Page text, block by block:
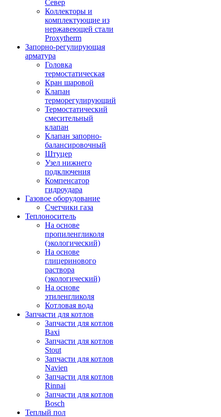
Север
Коллекторы и
комплектующие из
нержавеющей стали
Proxytherm
Запорно-регулирующая
арматура
Головка
термостатическая
Кран шаровой
Клапан
терморегулирующий
Термостатический
смесительный
клапан
Клапан запорно-
балансировочный
Штуцер
Узел нижнего
подключения
Компенсатор
гидроудара
Газовое оборудование
Счетчики газа
Теплоноситель
На основе
пропиленгликоля
(экологический)
На основе
глицеринового
раствора
(экологический)
На основе
этиленгликоля
Котловая вода
Запчасти для котлов
Запчасти для котлов
Baxi
Запчасти для котлов
Stout
Запчасти для котлов
Navien
Запчасти для котлов
Rinnai
Запчасти для котлов
Bosch
Теплый пол